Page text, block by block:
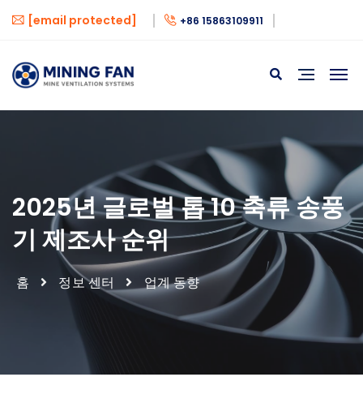
[email protected] +86 15863109911
2025년 글로벌 톱 10 축류 송풍
기 제조사 순위
홈 정보 센터 업계 동향